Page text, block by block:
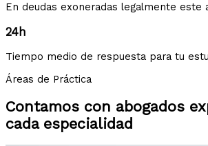
En deudas exoneradas legalmente este
24h
Tiempo medio de respuesta para tu
Áreas de Práctica
Contamos con abogados
cada especialidad